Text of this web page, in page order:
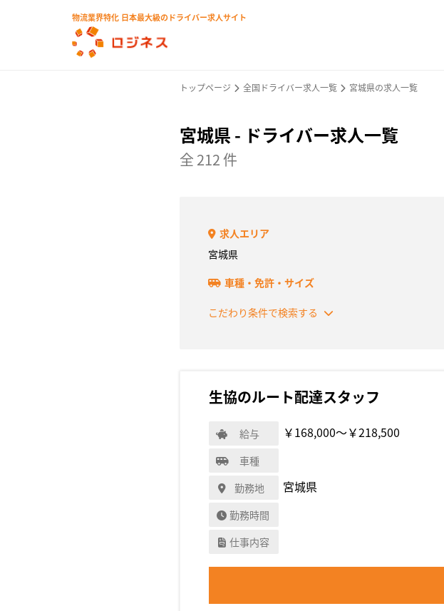
物流業界特化 日本最大級のドライバー求人サイト
トップページ 全国ドライバー求人一覧 宮城県の求人一覧
宮城県 - ドライバー求人一覧
全 212 件
求人エリア
宮城県
車種・免許・サイズ
こだわり条件で検索する
生協のルート配達スタッフ
給与 ￥168,000〜￥218,500
車種
勤務地
宮城県
勤務時間
仕事内容